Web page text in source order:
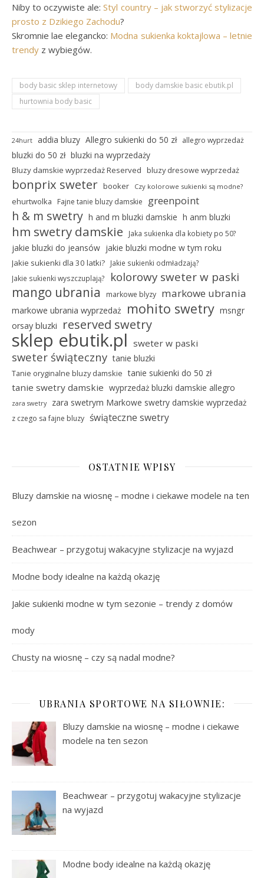
Niby to oczywiste ale:Styl country – jak stworzyć stylizacje
prosto z Dzikiego Zachodu?
Skromnie lae elegancko: Modna sukienka koktajlowa – letnie
trendy z wybiegów.
body basic sklep internetowy
body damskie basic ebutik.pl
hurtownia body basic
24hurt addia bluzy Allegro sukienki do 50 zł allegro wyprzedaż
bluzki do 50 zł bluzki na wyprzedaży
Bluzy damskie wyprzedaż Reserved bluzy dresowe wyprzedaż
bonprix sweter booker Czy kolorowe sukienki są modne?
ehurtwolka Fajne tanie bluzy damskie greenpoint
h & m swetry h and m bluzki damskie h anm bluzki
hm swetry damskie Jaka sukienka dla kobiety po 50?
jakie bluzki do jeansów jakie bluzki modne w tym roku
Jakie sukienki dla 30 latki?
Jakie sukienki odmładzają?
Jakie sukienki wyszczuplają?
kolorowy sweter w paski
mango ubrania markowe blyzy markowe ubrania
markowe ubrania wyprzedaż mohito swetry msngr
orsay bluzki
reserved swetry
sklep ebutik.pl sweter w paski
sweter świąteczny tanie bluzki
Tanie oryginalne bluzy damskie tanie sukienki do 50 zł
tanie swetry damskie wyprzedaż bluzki damskie allegro
zara swetry zara swetrym Markowe swetry damskie wyprzedaż
z czego sa fajne bluzy świąteczne swetry
OSTATNIE WPISY
Bluzy damskie na wiosnę – modne i ciekawe modele na ten
sezon
Beachwear – przygotuj wakacyjne stylizacje na wyjazd
Modne body idealne na każdą okazję
Jakie sukienki modne w tym sezonie – trendy z domów
mody
Chusty na wiosnę – czy są nadal modne?
UBRANIA SPORTOWE NA SIŁOWNIE:
Bluzy damskie na wiosnę – modne i ciekawe
modele na ten sezon
Beachwear – przygotuj wakacyjne stylizacje
na wyjazd
Modne body idealne na każdą okazję